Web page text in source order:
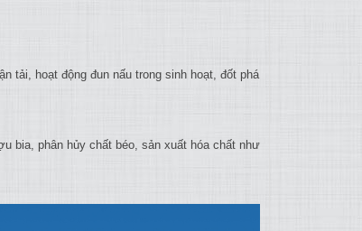
tải, hoạt động đun nấu trong sinh hoạt, đốt phá
bia, phân hủy chất béo, sản xuất hóa chất như